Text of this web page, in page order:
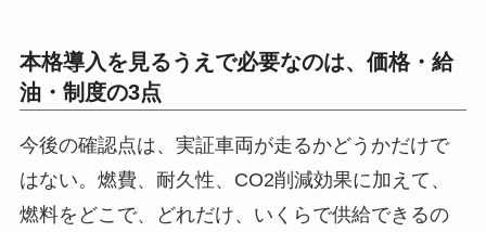
本格導入を見るうえで必要なのは、価格・給
油・制度の3点
今後の確認点は、実証車両が走るかどうかだけで
はない。燃費、耐久性、CO2削減効果に加えて、
燃料をどこで、どれだけ、いくらで供給できるの